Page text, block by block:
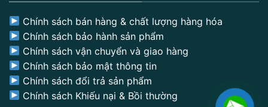
Chính sách bán hàng & chất lượng hàng hóa
Chính sách bảo hành sản phẩm
Chính sách vận chuyển và giao hàng
Chính sách bảo mật thông tin
Chính sách đổi trả sản phẩm
Chính sách Khiếu nại & Bồi thường